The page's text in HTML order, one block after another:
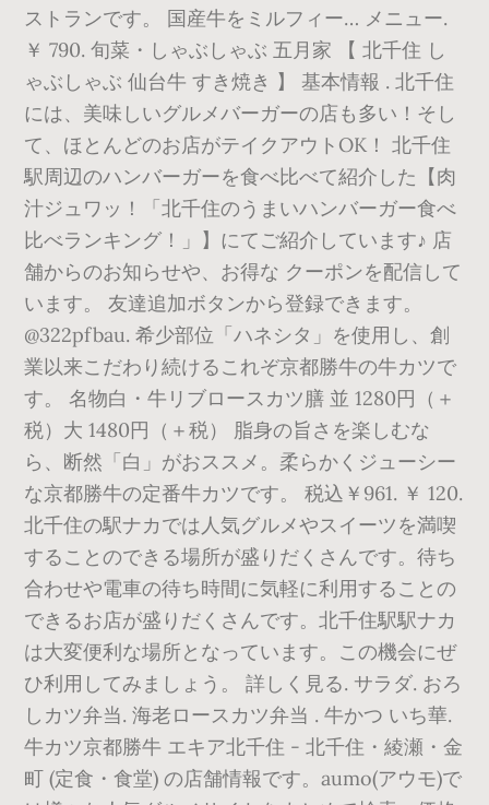
ストランです。 国産牛をミルフィー… メニュー.
￥ 790. 旬菜・しゃぶしゃぶ 五月家 【 北千住 し
ゃぶしゃぶ 仙台牛 すき焼き 】 基本情報 . 北千住
には、美味しいグルメバーガーの店も多い！そし
て、ほとんどのお店がテイクアウトOK！ 北千住
駅周辺のハンバーガーを食べ比べて紹介した【肉
汁ジュワッ！「北千住のうまいハンバーガー食べ
比べランキング！」】にてご紹介しています♪ 店
舗からのお知らせや、お得な クーポンを配信して
います。 友達追加ボタンから登録できます。
@322pfbau. 希少部位「ハネシタ」を使用し、創
業以来こだわり続けるこれぞ京都勝牛の牛カツで
す。 名物白・牛リブロースカツ膳 並 1280円（＋
税）大 1480円（＋税） 脂身の旨さを楽しむな
ら、断然「白」がおススメ。柔らかくジューシー
な京都勝牛の定番牛カツです。 税込￥961. ￥ 120.
北千住の駅ナカでは人気グルメやスイーツを満喫
することのできる場所が盛りだくさんです。待ち
合わせや電車の待ち時間に気軽に利用することの
できるお店が盛りだくさんです。北千住駅駅ナカ
は大変便利な場所となっています。この機会にぜ
ひ利用してみましょう。 詳しく見る. サラダ. おろ
しカツ弁当. 海老ロースカツ弁当 . 牛かつ いち華.
牛カツ京都勝牛 エキア北千住 - 北千住・綾瀬・金
町 (定食・食堂) の店舗情報です。aumo(アウモ)で